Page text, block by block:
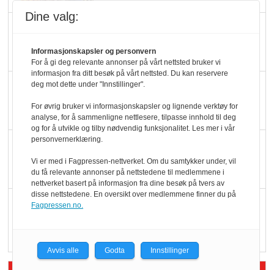
ølsalget
Færre varer, men fulle
hyller
KI lager mat i butikken
Dine valg:
Informasjonskapsler og personvern
For å gi deg relevante annonser på vårt nettsted bruker vi
informasjon fra ditt besøk på vårt nettsted. Du kan reservere
deg mot dette under "Innstillinger".
For øvrig bruker vi informasjonskapsler og lignende verktøy for
analyse, for å sammenligne nettlesere, tilpasse innhold til deg
og for å utvikle og tilby nødvendig funksjonalitet. Les mer i vår
personvernerklæring.
Vi er med i Fagpressen-nettverket. Om du samtykker under, vil
du få relevante annonser på nettstedene til medlemmene i
nettverket basert på informasjon fra dine besøk på tvers av
disse nettstedene. En oversikt over medlemmene finner du på
Fagpressen.no.
Avvis alle Godta Innstillinger